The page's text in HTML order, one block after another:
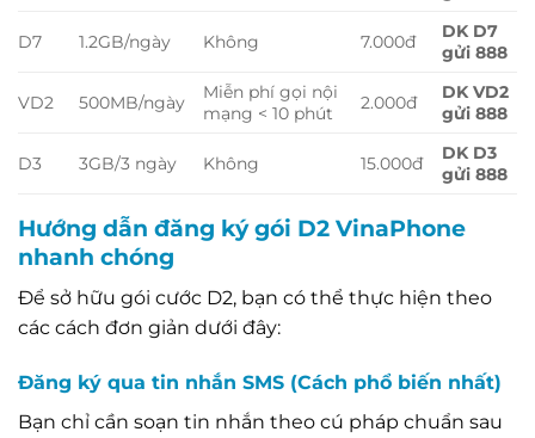
D7 1.2GB/ngày Không 7.000đ
DK D7
gửi 888
VD2 500MB/ngày
Miễn phí gọi nội
mạng < 10 phút
2.000đ
DK VD2
gửi 888
D3 3GB/3 ngày Không 15.000đ
DK D3
gửi 888
Hướng dẫn đăng ký gói D2 VinaPhone
nhanh chóng
Để sở hữu gói cước D2, bạn có thể thực hiện theo
các cách đơn giản dưới đây:
Đăng ký qua tin nhắn SMS (Cách phổ biến nhất)
Bạn chỉ cần soạn tin nhắn theo cú pháp chuẩn sau